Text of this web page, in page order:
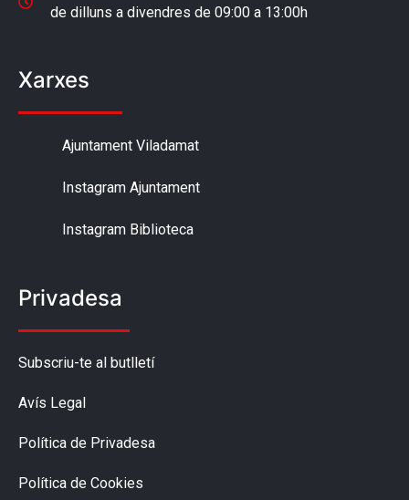
de dilluns a divendres de 09:00 a 13:00h
Xarxes
Ajuntament Viladamat
Instagram Ajuntament
Instagram Biblioteca
Privadesa
Subscriu-te al butlletí
Avís Legal
Política de Privadesa
Política de Cookies